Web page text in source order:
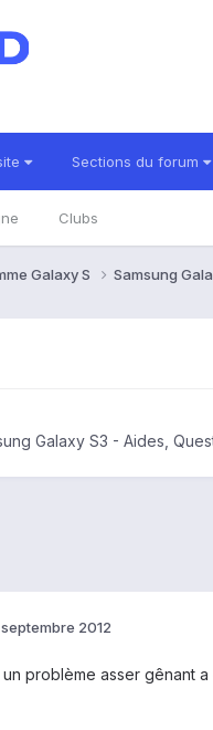
Sections du forum
Clubs
Galaxy S Samsung
Galaxy S3 - Aides,
2012
problème asser gênant